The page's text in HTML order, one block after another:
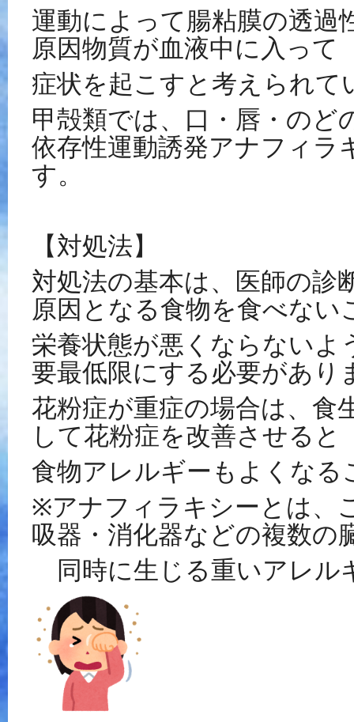
運動によって腸粘膜の透過
原因物質が血液中に入って
症状を起こすと考えられて
甲殻類では、口・唇・のど
依存性運動誘発アナフィラ
す。
【対処法】
対処法の基本は、医師の診
原因となる食物を食べない
栄養状態が悪くならないよ
要最低限にする必要があり
花粉症が重症の場合は、食
して花粉症を改善させると
食物アレルギーもよくな
※アナフィラキシーとは、
吸器・消化器などの複数の
同時に生じる重いアレル